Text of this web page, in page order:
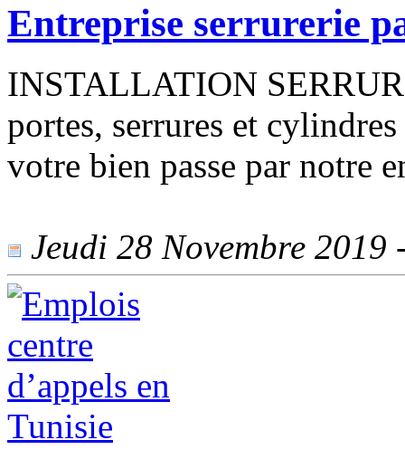
Entreprise serrurerie
INSTALLATION
portes, serrures et
votre bien passe par notre
Jeudi 28 Novembre 2019